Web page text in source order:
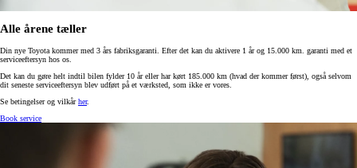
Alle årene tæller
Din nye Toyota kommer med 3 års fabriksgaranti. Efter det kan du aktivere 1 år og 15.000 km. garanti med et
serviceeftersyn hos os.
Det kan du gøre helt indtil bilen fylder 10 år eller har kørt 185.000 km (hvad der kommer først), også selvom
dit seneste serviceeftersyn blev udført på et værksted, som ikke er vores.
Se betingelser og vilkårher.
Book service